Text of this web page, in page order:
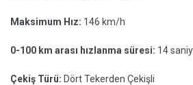
Maksimum Hız: 146 km/h
0-100 km arası hızlanma süresi: 14
Çekiş Türü: Dört Tekerden Çekişli